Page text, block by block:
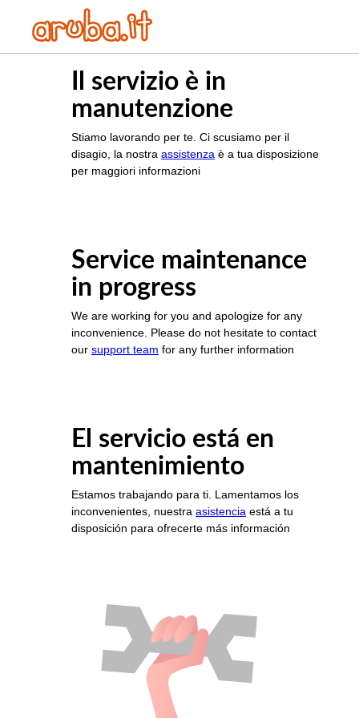
Il servizio è in
manutenzione
Stiamo lavorando per te. Ci scusiamo per il
disagio, la nostra assistenza è a tua disposizione
per maggiori informazioni
Service maintenance
in progress
We are working for you and apologize for any
inconvenience. Please do not hesitate to contact
our support team for any further information
El servicio está en
mantenimiento
Estamos trabajando para ti. Lamentamos los
inconvenientes, nuestra asistencia está a tu
disposición para ofrecerte más información